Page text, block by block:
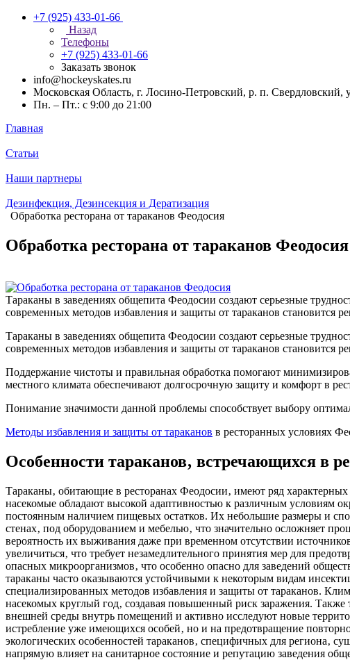
+7 (925) 433-01-66
Назад
Телефоны
+7 (925) 433-01-66
Заказать звонок
info@hockeyskates.ru
Московская Область, г. Лосино-Петровский, р. п. Свердловский,
Пн. – Пт.: с 9:00 до 21:00
Главная
Статьи
Наши партнеры
Дезинфекция, Дезинсекция и Дератизация
Обработка ресторана от тараканов Феодосия
Обработка ресторана от тараканов Феодосия
Тараканы в заведениях общепита Феодосии создают серьезные
современных методов избавления и защиты от тараканов
Тараканы в заведениях общепита Феодосии создают серьезные
современных методов избавления и защиты от тараканов
Поддержание чистоты и правильная обработка помогают
местного климата обеспечивают долгосрочную защиту и комфорт в
Понимание значимости данной проблемы способствует выбору
Методы избавления и защиты от тараканов в ресторанных условиях
Особенности тараканов‚ встречающихся в
Тараканы‚ обитающие в ресторанах Феодосии‚ имеют ряд
насекомые обладают высокой адаптивностью к различным условиям
постоянным наличием пищевых остатков. Их небольшие размеры и
стенах‚ под оборудованием и мебелью‚ что значительно осложняет
вероятность их выживания даже при временном отсутствии
увеличиться‚ что требует незамедлительного принятия мер для
опасных микроорганизмов‚ что особенно опасно для заведений
тараканы часто оказываются устойчивыми к некоторым видам
специализированных методов избавления и защиты от тараканов.
насекомых круглый год‚ создавая повышенный риск заражения.
внешней среды внутрь помещений и активно исследуют новые
истребление уже имеющихся особей‚ но и на предотвращение
экологических особенностей тараканов‚ специфичных для региона‚
напрямую влияет на санитарное состояние и репутацию заведения